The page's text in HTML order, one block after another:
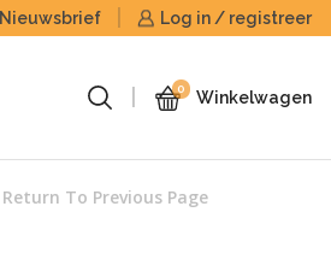
Of stuur ons uw eigen foto of
Nieuwsbrief Log in / registreer
0 Winkelwagen
Return To Previous Page